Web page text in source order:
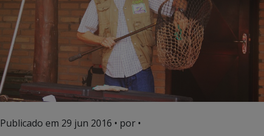
Publicado em 29 jun 2016 • por •